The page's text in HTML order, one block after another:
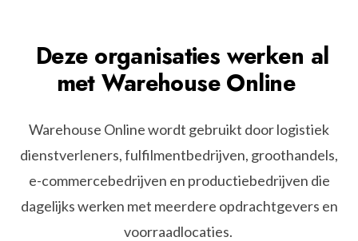
Deze organisaties werken al
metWarehouseOnline
Warehouse Online wordt gebruikt door logistiek
dienstverleners, fulfilmentbedrijven, groothandels,
e-commercebedrijven en productiebedrijven die
dagelijks werken met meerdere opdrachtgevers en
voorraadlocaties.